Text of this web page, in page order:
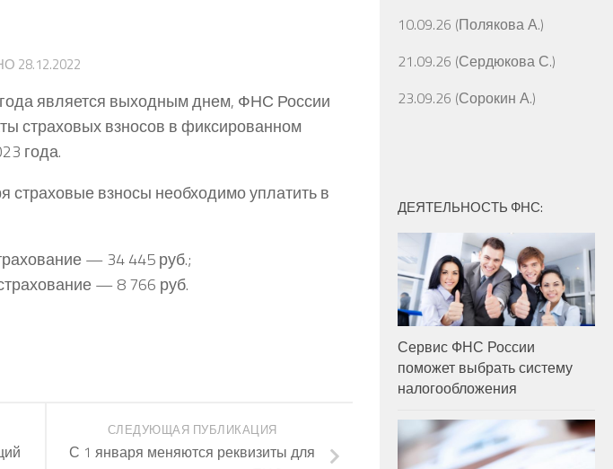
28.12.2022
является выходным днем, ФНС России
страховых взносов в фиксированном
года.
страховые взносы необходимо уплатить в
— 34 445 руб.;
— 8 766 руб.
СЛЕДУЮЩАЯ ПУБЛИКАЦИЯ
С 1 января меняются реквизиты для
10.09.26 (Полякова А.)
21.09.26 (Сердюкова С.)
23.09.26 (Сорокин А.)
ДЕЯТЕЛЬНОСТЬ ФНС:
Сервис ФНС России
поможет выбрать систему
налогообложения